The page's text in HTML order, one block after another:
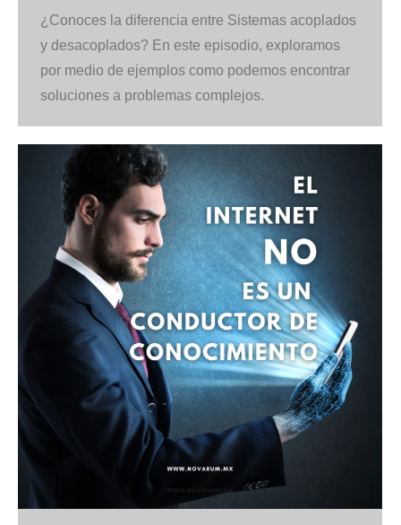
¿Conoces la diferencia entre Sistemas acoplados
y desacoplados? En este episodio, exploramos
por medio de ejemplos como podemos encontrar
soluciones a problemas complejos.